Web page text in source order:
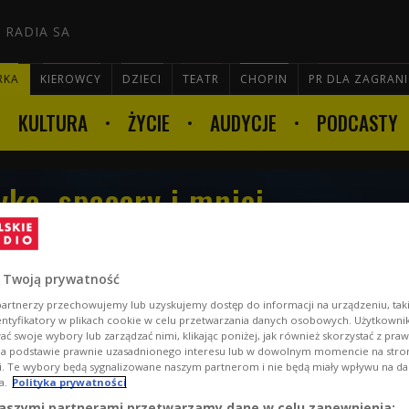
RADIA SA
KIEROWCY DZIECI TEATR CHOPIN PR DLA

KULTURA ŻYCIE AUDYCJE PODCASTY
spacery i mniej
tym opowiadał
prowadziła Marta
Twoją prywatność
przechowujemy lub uzyskujemy dostęp do informacji na urządzeniu,
w plikach cookie w celu przetwarzania danych osobowych.
swoje wybory lub zarządzać nimi, klikając poniżej, jak również skorzystać z
podstawie prawnie uzasadnionego interesu lub w dowolnym momencie na
Te wybory będą sygnalizowane naszym partnerom i nie będą miały wpływu na
Polityka prywatności